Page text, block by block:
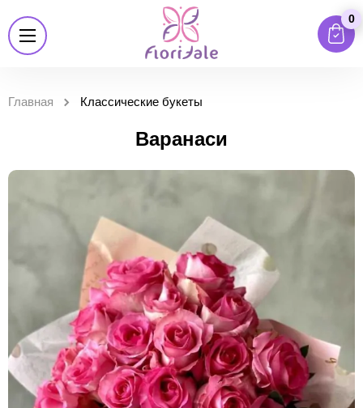
0
Главная Классические букеты
Варанаси